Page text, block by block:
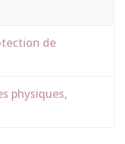
de
physiques,